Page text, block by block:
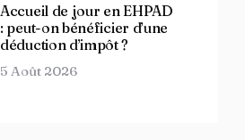
Accueil de jour en EHPAD
: peut-on bénéficier d’une
déduction d’impôt ?
5 Août 2026